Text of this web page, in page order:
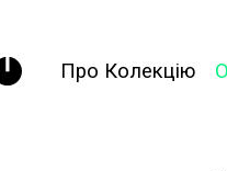
Про Колекцію